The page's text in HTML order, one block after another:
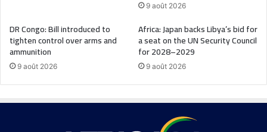
9 août 2026
DR Congo: Bill introduced to
tighten control over arms and
ammunition
9 août 2026
Africa: Japan backs Libya’s bid for
a seat on the UN Security Council
for 2028–2029
9 août 2026